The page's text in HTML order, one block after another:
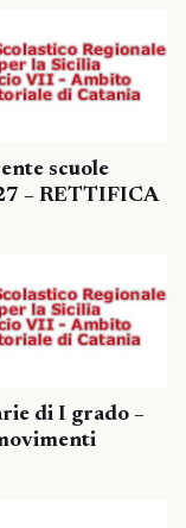
scuole
– RETTIFICA
di I grado –